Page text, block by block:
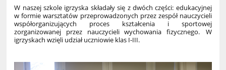
W naszej szkole igrzyska składały się z dwóch części: edukacyjnej
w formie warsztatów przeprowadzonych przez zespół nauczycieli
współorganizujących proces kształcenia i sportowej
zorganizowanej przez nauczycieli wychowania fizycznego. W
igrzyskach wzięli udział uczniowie klas I-III.